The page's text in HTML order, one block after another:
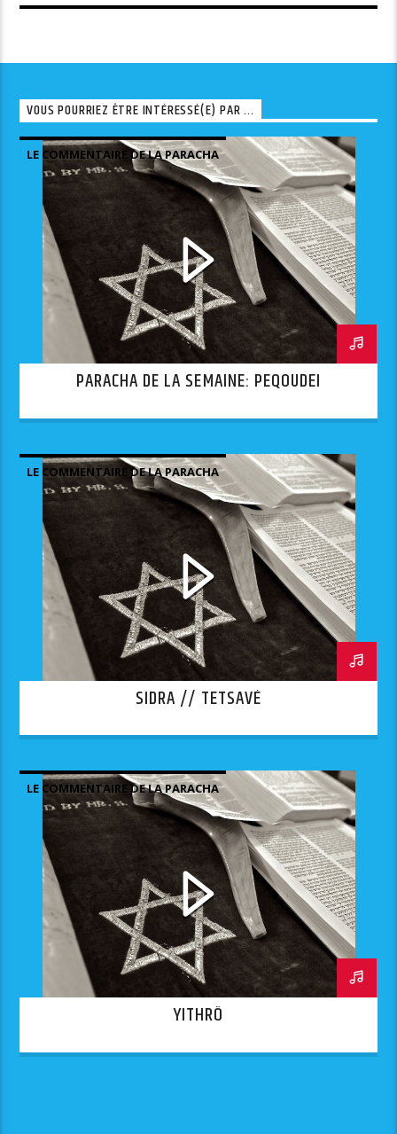
VOUS POURRIEZ ÊTRE INTÉRESSÉ(E) PAR ...
LE COMMENTAIRE DE LA PARACHA
PARACHA DE LA SEMAINE: PEQOUDEI
LE COMMENTAIRE DE LA PARACHA
SIDRA // TETSAVÉ
LE COMMENTAIRE DE LA PARACHA
YITHRÔ